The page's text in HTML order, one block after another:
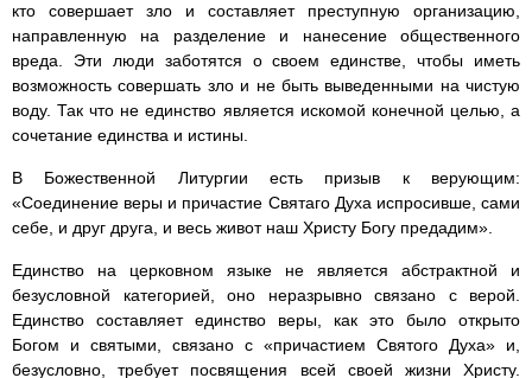
кто совершает зло и составляет преступную организацию,
направленную на разделение и нанесение общественного
вреда. Эти люди заботятся о своем единстве, чтобы иметь
возможность совершать зло и не быть выведенными на чистую
воду. Так что не единство является искомой конечной целью, а
сочетание единства и истины.
В Божественной Литургии есть призыв к верующим:
«Соединение веры и причастие Святаго Духа испросивше, сами
себе, и друг друга, и весь живот наш Христу Богу предадим».
Единство на церковном языке не является абстрактной и
безусловной категорией, оно неразрывно связано с верой.
Единство составляет единство веры, как это было открыто
Богом и святыми, связано с «причастием Святого Духа» и,
безусловно, требует посвящения всей своей жизни Христу.